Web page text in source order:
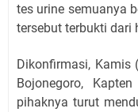
tes urine semuanya
tersebut terbukti dari
Dikonfirmasi,
Bojonegoro,
pihaknya turut